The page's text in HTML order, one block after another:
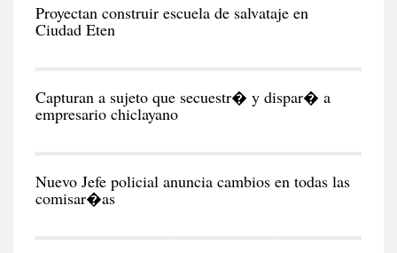
Proyectan construir escuela de salvataje en
Ciudad Eten
Capturan a sujeto que secuestr� y dispar� a
empresario chiclayano
Nuevo Jefe policial anuncia cambios en todas las
comisar�as